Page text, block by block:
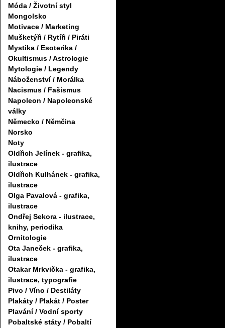
Móda / Životní styl
Mongolsko
Motivace / Marketing
Mušketýři / Rytíři / Piráti
Mystika / Esoterika /
Okultismus / Astrologie
Mytologie / Legendy
Náboženství / Morálka
Nacismus / Fašismus
Napoleon / Napoleonské
války
Německo / Němčina
Norsko
Noty
Oldřich Jelínek - grafika,
ilustrace
Oldřich Kulhánek - grafika,
ilustrace
Olga Pavalová - grafika,
ilustrace
Ondřej Sekora - ilustrace,
knihy, periodika
Ornitologie
Ota Janeček - grafika,
ilustrace
Otakar Mrkvička - grafika,
ilustrace, typografie
Pivo / Víno / Destiláty
Plakáty / Plakát / Poster
Plavání / Vodní sporty
Pobaltské státy / Pobaltí